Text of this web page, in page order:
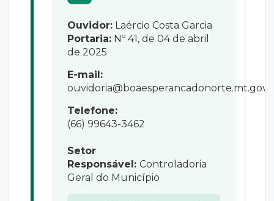
Ouvidor: Laércio Costa Garcia
Portaria: Nº 41, de 04 de abril
de 2025
E-mail:
Telefone:
(66) 99643-3462
Setor
Responsável: Controladoria
Geral do Município